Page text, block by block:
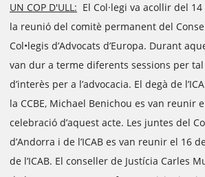
UN COP D'ULL: El Col·legi va acollir del
la reunió del comitè permanent del
Col•legis d’Advocats d’Europa. Durant
van dur a terme diferents sessions per
d’interès per a l’advocacia. El degà de
la CCBE, Michael Benichou es van reunir
celebració d’aquest acte. Les juntes del
d’Andorra i de l’ICAB es van reunir el 16
de l’ICAB. El conseller de Justícia Carles